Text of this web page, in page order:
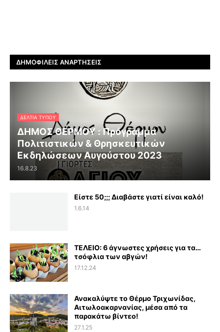
ΔΗΜΟΦΙΛΕΊΣ ΑΝΑΡΤΉΣΕΙΣ
ΔΕΛΤΊΑ ΤΎΠΟΥ
ΔΗΜΟΣ ΘΕΡΜΟΥ : Πρόγραμμα
Πολιτιστικών & Θρησκευτικών
Εκδηλώσεων Αυγούστου 2023
16.8.23
Είστε 50;;; Διαβάστε γιατί είναι καλό!
1.6.14
ΤΕΛΕΙΟ: 6 άγνωστες χρήσεις για τα…
τσόφλια των αβγών!
17.12.24
Ανακαλύψτε το Θέρμο Τριχωνίδας,
Αιτωλοακαρνανίας, μέσα από τα
παρακάτω βίντεο!
27.1.25